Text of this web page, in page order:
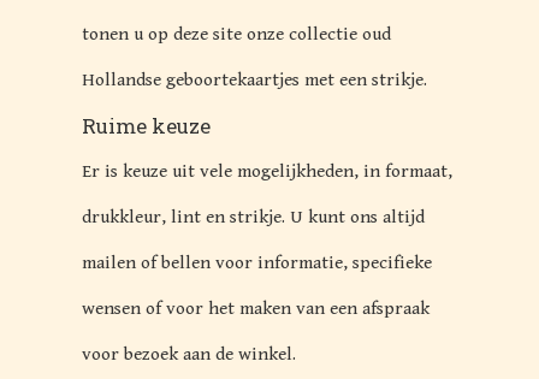
tonen u op deze site onze collectie oud
Hollandse geboortekaartjes met een strikje.
Ruime keuze
Er is keuze uit vele mogelijkheden, in formaat,
drukkleur, lint en strikje. U kunt ons altijd
mailen of bellen voor informatie, specifieke
wensen of voor het maken van een afspraak
voor bezoek aan de winkel.